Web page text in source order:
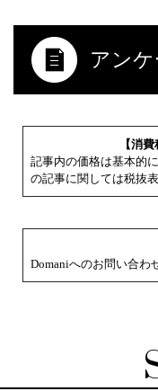
アンケ
【消
記事内の価格は基本的
の記事に関しては税抜
Domaniへのお問い合わ